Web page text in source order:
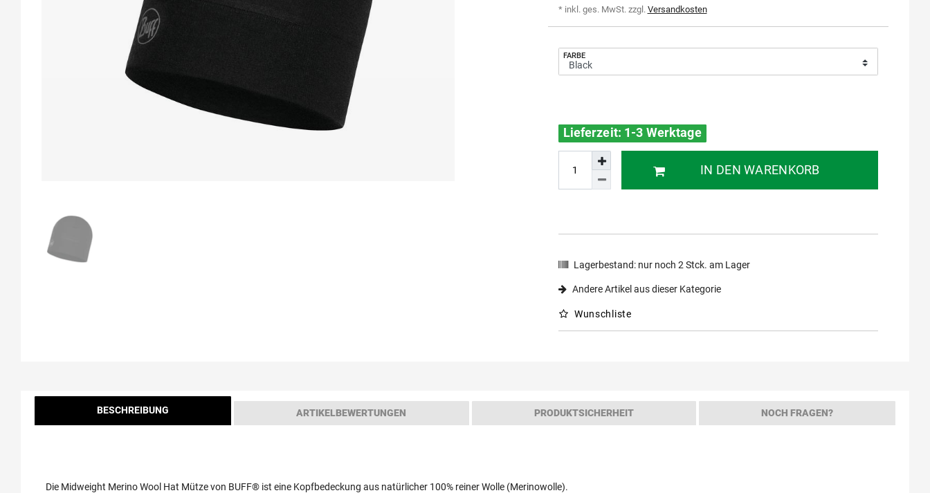
* inkl. ges. MwSt. zzgl. Versandkosten
FARBE
Lieferzeit: 1-3 Werktage
IN DEN WARENKORB
Lagerbestand: nur noch 2 Stck. am Lager
Andere Artikel aus dieser Kategorie
Wunschliste
BESCHREIBUNG ARTIKELBEWERTUNGEN PRODUKTSICHERHEIT NOCH FRAGEN?
Die Midweight Merino Wool Hat Mütze von BUFF® ist eine Kopfbedeckung aus natürlicher 100% reiner Wolle (Merinowolle).